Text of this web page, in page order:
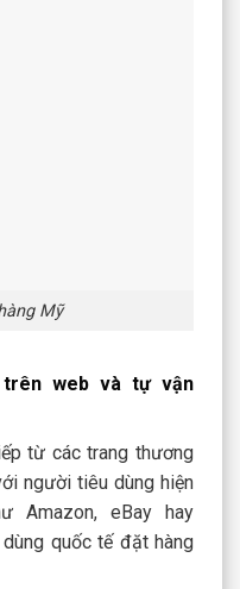
Mỹ
web và tự vận
từ các trang thương
người tiêu dùng hiện
Amazon, eBay hay
quốc tế đặt hàng